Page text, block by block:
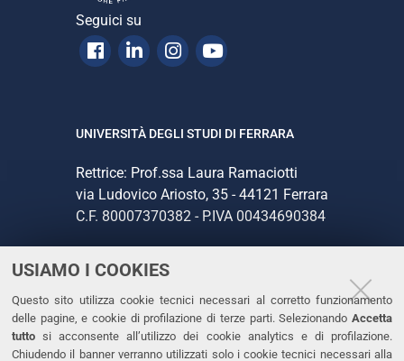
USIAMO I COOKIES
Questo sito utilizza cookie tecnici necessari al corretto funzionamento
delle pagine, e cookie di profilazione di terze parti. Selezionando Accetta
tutto si acconsente all’utilizzo dei cookie analytics e di profilazione.
Chiudendo il banner verranno utilizzati solo i cookie tecnici necessari alla
Seguici su
Facebook
LinkedinInstagram
Youtube
UNIVERSITÀ DEGLI STUDI DI FERRARA
Rettrice: Prof.ssa Laura Ramaciotti
via Ludovico Ariosto, 35 - 44121 Ferrara
C.F. 80007370382 - P.IVA 00434690384
CONTATTI
Tel. +39 0532 293111
Fax. +39 0532 293031
PEC